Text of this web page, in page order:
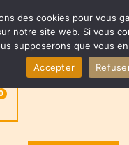
des cookies pour vous
notre site web. Si vous
supposerons que vous
Accepter